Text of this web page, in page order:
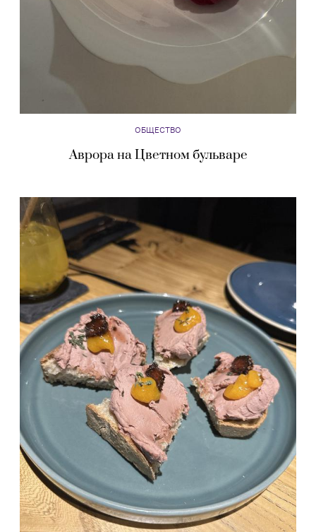
ОБЩЕСТВО
Аврора на Цветном бульваре